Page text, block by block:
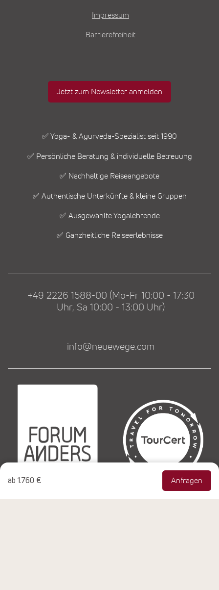
ab 1.760 € Anfragen
Impressum
Barrierefreiheit
Jetzt zum Newsletter anmelden
✅ Yoga- & Ayurveda-Spezialist seit 1990
✅ Persönliche Beratung & individuelle Betreuung
✅ Nachhaltige Reiseangebote
✅ Authentische Unterkünfte & kleine Gruppen
✅ Ausgewählte Yogalehrende
✅ Ganzheitliche Reiseerlebnisse
+49 2226 1588-00 (Mo-Fr 10:00 - 17:30
Uhr, Sa 10:00 - 13:00 Uhr)
info@neuewege.com